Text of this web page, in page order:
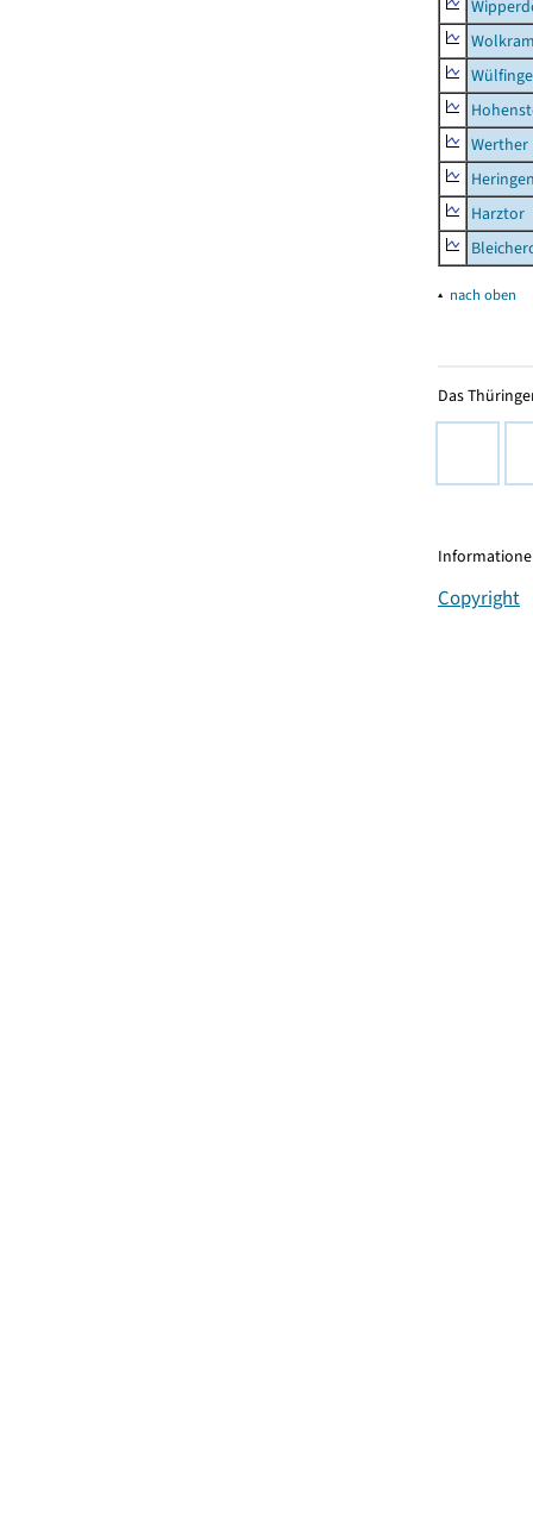
Werther
Harztor
▴ nach oben
Das
Copyright